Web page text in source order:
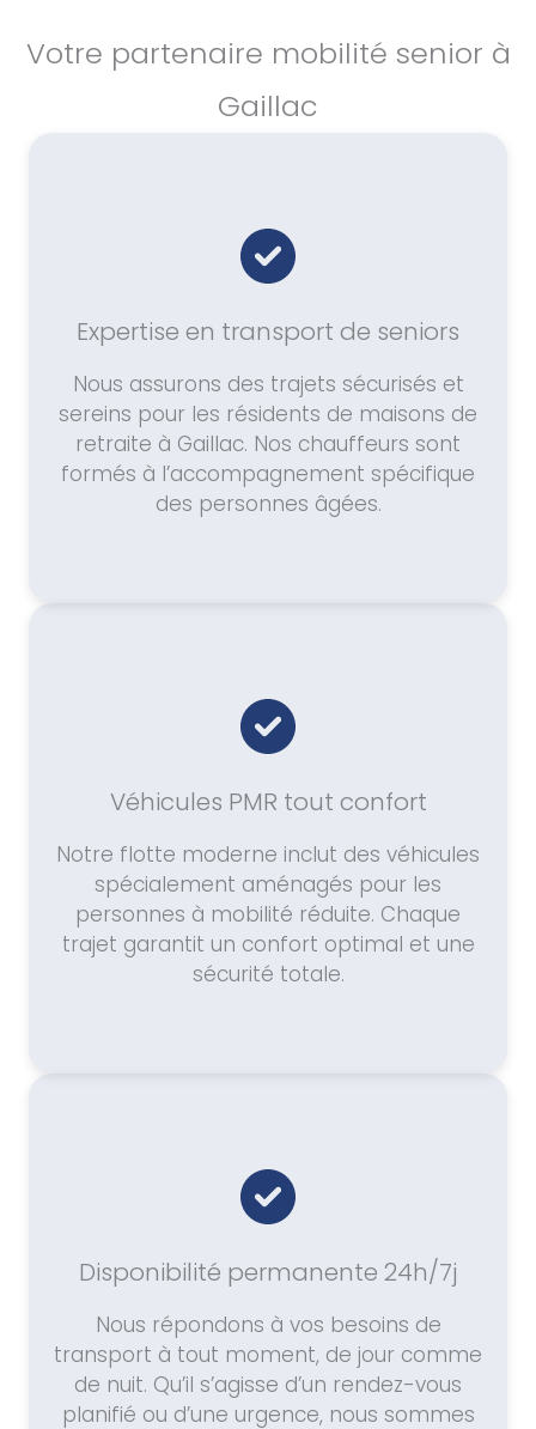
Votre partenaire mobilité senior à
Gaillac
Expertise en transport de seniors
Nous assurons des trajets sécurisés et
sereins pour les résidents de maisons de
retraite à Gaillac. Nos chauffeurs sont
formés à l’accompagnement spécifique
des personnes âgées.
Véhicules PMR tout confort
Notre flotte moderne inclut des véhicules
spécialement aménagés pour les
personnes à mobilité réduite. Chaque
trajet garantit un confort optimal et une
sécurité totale.
Disponibilité permanente 24h/7j
Nous répondons à vos besoins de
transport à tout moment, de jour comme
de nuit. Qu’il s’agisse d’un rendez-vous
planifié ou d’une urgence, nous sommes